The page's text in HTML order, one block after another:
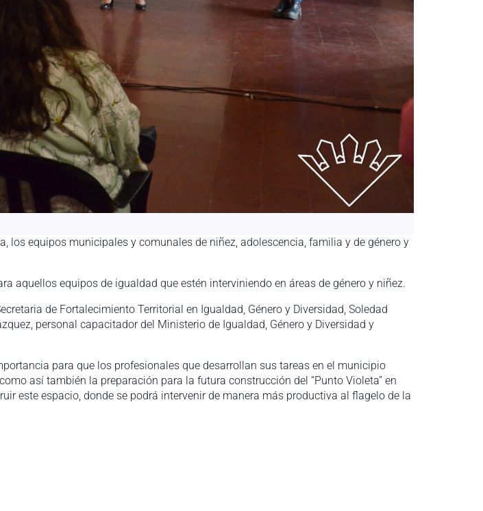
los equipos municipales y comunales de niñez, adolescencia, familia y de género y
aquellos equipos de igualdad que estén interviniendo en áreas de género y niñez.
de Fortalecimiento Territorial en Igualdad, Género y Diversidad, Soledad
personal capacitador del Ministerio de Igualdad, Género y Diversidad y
para que los profesionales que desarrollan sus tareas en el municipio
así también la preparación para la futura construcción del “Punto Violeta” en
este espacio, donde se podrá intervenir de manera más productiva al flagelo de la